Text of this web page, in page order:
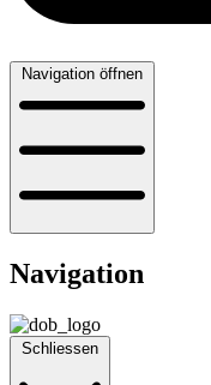
Navigation öffnen
Navigation
Schliessen